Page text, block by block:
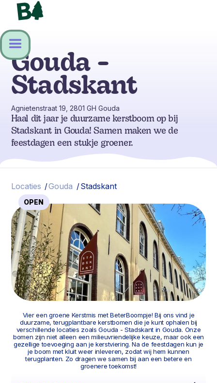
Gouda -
Stadskant
Agnietenstraat 19, 2801 GH Gouda
Haal dit jaar je duurzame kerstboom op bij
Stadskant in Gouda! Samen maken we de
feestdagen een stukje groener.
Locaties /Gouda /Stadskant
OPEN
Vier een groene Kerstmis met BeterBoompje! Bij ons vind je
duurzame, terugplantbare kerstbomen die je kunt ophalen bij
verschillende locaties zoals Gouda - Stadskant in Gouda. Onze
bomen zijn niet alleen een milieuvriendelijke keuze, maar ook een
gezellige toevoeging aan je kerstviering. Na de feestdagen kun je
je boom met kluit weer inleveren, zodat wij hem kunnen
terugplanten. Zo dragen we samen bij aan een betere en
groenere toekomst!